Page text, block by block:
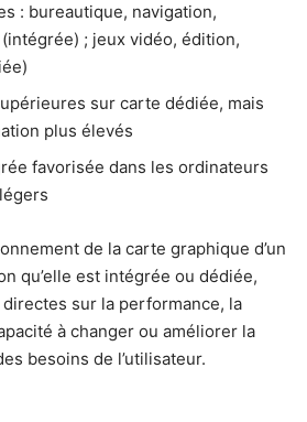
: bureautique, navigation,
; jeux vidéo, édition,
sur carte dédiée, mais
plus élevés
favorisée dans les ordinateurs
de la carte graphique d’un
qu’elle est intégrée ou dédiée,
sur la performance, la
à changer ou améliorer la
besoins de l’utilisateur.